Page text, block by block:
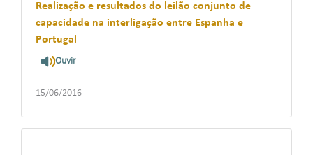
Realização e resultados do leilão conjunto de
capacidade na interligação entre Espanha e
Portugal
Ouvir
15/06/2016